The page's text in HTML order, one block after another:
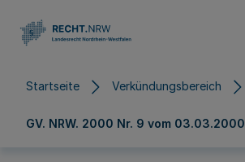
Startseite Verkündungsbereich
GV. NRW. 2000 Nr. 9 vom 03.03.2000